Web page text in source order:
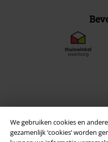
We gebruiken cookies en
gezamenlijk ‘cookies’ worden